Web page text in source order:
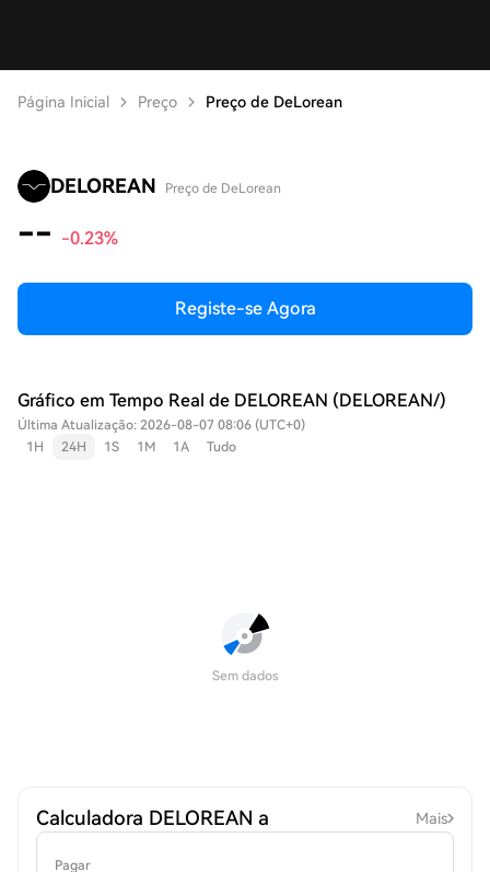
Página Inicial Preço Preço de DeLorean
DELOREAN Preço de DeLorean
-- -0.23%
Registe-se Agora
Gráfico em Tempo Real de DELOREAN (DELOREAN/)
Última Atualização: 2026-08-07 08:06 (UTC+0)
1H
24H 1S 1M 1A Tudo
Sem dados
Calculadora DELOREAN a Mais
Pagar